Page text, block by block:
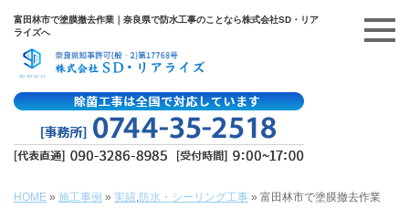
富田林市で塗膜撤去作業｜奈良県で防水工事のことなら株式会社SD・リア
ライズへ
HOME » 施工事例 » 実績,防水・シーリング工事 » 富田林市で塗膜撤去作業